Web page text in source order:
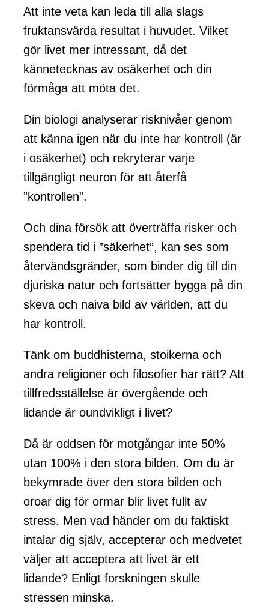
Att inte veta kan leda till alla slags
fruktansvärda resultat i huvudet. Vilket
gör livet mer intressant, då det
kännetecknas av osäkerhet och din
förmåga att möta det.
Din biologi analyserar risknivåer genom
att känna igen när du inte har kontroll (är
i osäkerhet) och rekryterar varje
tillgängligt neuron för att återfå
”kontrollen”.
Och dina försök att överträffa risker och
spendera tid i ”säkerhet”, kan ses som
återvändsgränder, som binder dig till din
djuriska natur och fortsätter bygga på din
skeva och naiva bild av världen, att du
har kontroll.
Tänk om buddhisterna, stoikerna och
andra religioner och filosofier har rätt? Att
tillfredsställelse är övergående och
lidande är oundvikligt i livet?
Då är oddsen för motgångar inte 50%
utan 100% i den stora bilden. Om du är
bekymrade över den stora bilden och
oroar dig för ormar blir livet fullt av
stress. Men vad händer om du faktiskt
intalar dig själv, accepterar och medvetet
väljer att acceptera att livet är ett
lidande? Enligt forskningen skulle
stressen minska.